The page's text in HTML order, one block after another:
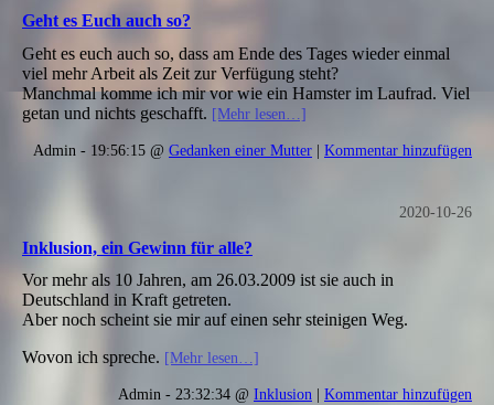
Geht es Euch auch so?
Geht es euch auch so, dass am Ende des Tages wieder einmal
viel mehr Arbeit als Zeit zur Verfügung steht?
Manchmal komme ich mir vor wie ein Hamster im Laufrad. Viel
getan und nichts geschafft. [Mehr lesen…]
Admin - 19:56:15 @ Gedanken einer Mutter | Kommentar hinzufügen
2020-10-26
Inklusion, ein Gewinn für alle?
Vor mehr als 10 Jahren, am 26.03.2009 ist sie auch in
Deutschland in Kraft getreten.
Aber noch scheint sie mir auf einen sehr steinigen Weg.
Wovon ich spreche. [Mehr lesen…]
Admin - 23:32:34 @ Inklusion | Kommentar hinzufügen